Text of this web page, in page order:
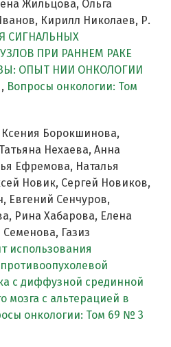
Жильцова, Ольга
Кирилл Николаев, Р.
СИГНАЛЬНЫХ
ПРИ РАННЕМ РАКЕ
ОПЫТ НИИ ОНКОЛОГИИ
, Вопросы онкологии: Том
Ксения Борокшинова,
Нехаева, Анна
Ефремова, Наталья
Новик, Сергей Новиков,
Евгений Сенчуров,
Рина Хабарова, Елена
Газиз
использования
с диффузной срединной
мозга с альтерацией в
онкологии: Том 69 № 3